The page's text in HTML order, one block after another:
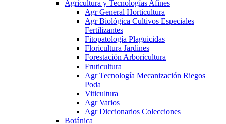
Agricultura y Tecnologías Afines
Agr General Horticultura
Agr Biológica Cultivos Especiales
Fertilizantes
Fitopatología Plaguicidas
Floricultura Jardines
Forestación Arboricultura
Fruticultura
Agr Tecnología Mecanización Riegos
Poda
Viticultura
Agr Varios
Agr Diccionarios Colecciones
Botánica